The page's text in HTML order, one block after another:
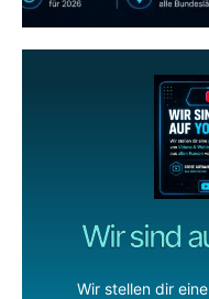
Wir sind
Wir stellen dir